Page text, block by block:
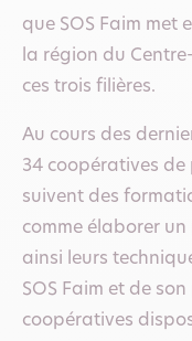
que SOS Faim met
la région du
ces trois filières.
Au cours des
34 coopératives de
suivent des
comme élaborer
ainsi leurs
SOS Faim et de
coopératives